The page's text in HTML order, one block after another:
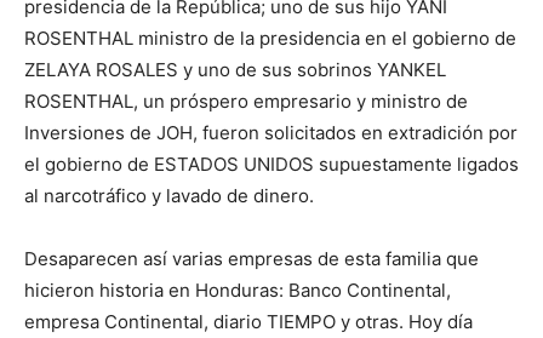
presidencia de la República; uno de sus hijo YANI
ROSENTHAL ministro de la presidencia en el gobierno de
ZELAYA ROSALES y uno de sus sobrinos YANKEL
ROSENTHAL, un próspero empresario y ministro de
Inversiones de JOH, fueron solicitados en extradición por
el gobierno de ESTADOS UNIDOS supuestamente ligados
al narcotráfico y lavado de dinero.
Desaparecen así varias empresas de esta familia que
hicieron historia en Honduras: Banco Continental,
empresa Continental, diario TIEMPO y otras. Hoy día